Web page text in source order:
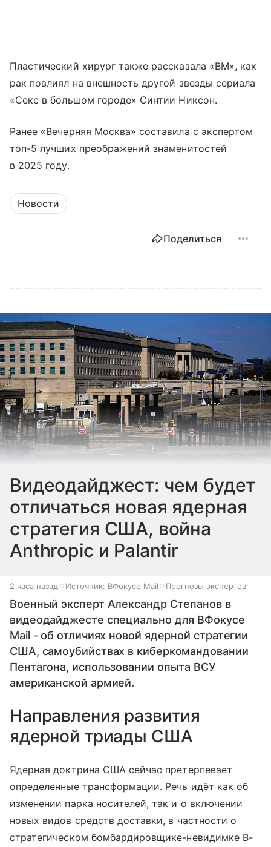
Пластический хирург также рассказала «ВМ», как
рак повлиял на внешность другой звезды сериала
«Секс в большом городе» Синтии Никсон.
Ранее «Вечерняя Москва» составила с экспертом
топ-5 лучших преображений знаменитостей
в 2025 году.
Новости
Поделиться
Видеодайджест: чем будет
отличаться новая ядерная
стратегия США, война
Anthropic и Palantir
2 часа назад Источник: ВФокусе Mail Прогнозы экспертов
Военный эксперт Александр Степанов в
видеодайджесте специально для ВФокусе
Mail - об отличиях новой ядерной стратегии
США, самоубийствах в киберкомандовании
Пентагона, использовании опыта ВСУ
американской армией.
Направления развития
ядерной триады США
Ядерная доктрина США сейчас претерпевает
определенные трансформации. Речь идёт как об
изменении парка носителей, так и о включении
новых видов средств доставки, в частности о
стратегическом бомбардировщике-невидимке B-